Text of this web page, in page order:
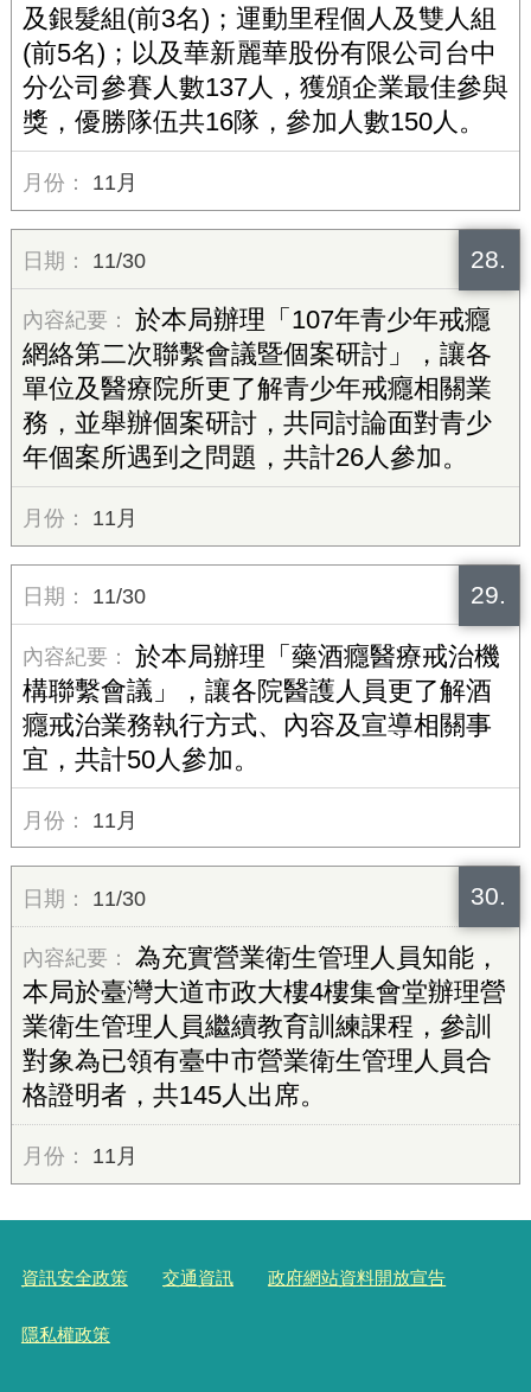
及銀髮組(前3名)；運動里程個人及雙人組
(前5名)；以及華新麗華股份有限公司台中
分公司參賽人數137人，獲頒企業最佳參與
獎，優勝隊伍共16隊，參加人數150人。
11月
28.
11/30
於本局辦理「107年青少年戒癮
網絡第二次聯繫會議暨個案研討」，讓各
單位及醫療院所更了解青少年戒癮相關業
務，並舉辦個案研討，共同討論面對青少
年個案所遇到之問題，共計26人參加。
11月
29.
11/30
於本局辦理「藥酒癮醫療戒治機
構聯繫會議」，讓各院醫護人員更了解酒
癮戒治業務執行方式、內容及宣導相關事
宜，共計50人參加。
11月
30.
11/30
為充實營業衛生管理人員知能，
本局於臺灣大道市政大樓4樓集會堂辦理營
業衛生管理人員繼續教育訓練課程，參訓
對象為已領有臺中市營業衛生管理人員合
格證明者，共145人出席。
11月
資訊安全政策 交通資訊 政府網站資料開放宣告
隱私權政策